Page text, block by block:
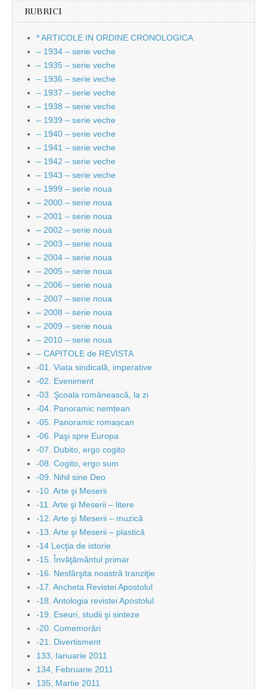
RUBRICI
* ARTICOLE IN ORDINE CRONOLOGICA
– 1934 – serie veche
– 1935 – serie veche
– 1936 – serie veche
– 1937 – serie veche
– 1938 – serie veche
– 1939 – serie veche
– 1940 – serie veche
– 1941 – serie veche
– 1942 – serie veche
– 1943 – serie veche
– 1999 – serie noua
– 2000 – serie noua
– 2001 – serie noua
– 2002 – serie noua
– 2003 – serie noua
– 2004 – serie noua
– 2005 – serie noua
– 2006 – serie noua
– 2007 – serie noua
– 2008 – serie noua
– 2009 – serie noua
– 2010 – serie noua
– CAPITOLE de REVISTA
-01. Viata sindicală, imperative
-02. Eveniment
-03. Şcoala românească, la zi
-04. Panoramic nemțean
-05. Panoramic romașcan
-06. Paşi spre Europa
-07. Dubito, ergo cogito
-08. Cogito, ergo sum
-09. Nihil sine Deo
-10. Arte şi Meserii
-11. Arte şi Meserii – litere
-12. Arte şi Meserii – muzică
-13. Arte şi Meserii – plastică
-14 Lecţia de istorie
-15. Învăţământul primar
-16. Nesfârşita noastră tranziţie
-17. Ancheta Revistei Apostolul
-18. Antologia revistei Apostolul
-19. Eseuri, studii şi sinteze
-20. Comemorări
-21. Divertisment
133, Ianuarie 2011
134, Februarie 2011
135, Martie 2011